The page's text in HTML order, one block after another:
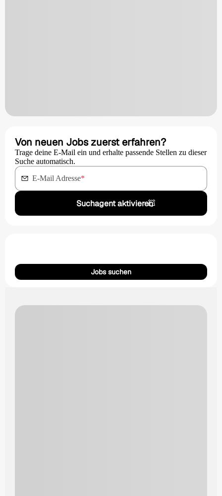
Von neuen Jobs zuerst erfahren?
Trage deine E-Mail ein und erhalte passende Stellen zu dieser
Suche automatisch.
E-Mail Adresse*
Suchagent aktivieren
Jobs suchen